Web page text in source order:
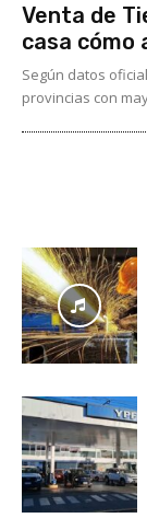
Venta de
casa cómo
Según datos
provincias con